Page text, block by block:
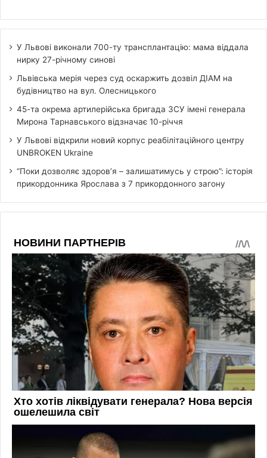
У Львові виконали 700-ту трансплантацію: мама віддала
нирку 27-річному синові
Львівська мерія через суд оскаржить дозвіл ДІАМ на
будівництво на вул. Олесницького
45-та окрема артилерійська бригада ЗСУ імені генерала
Мирона Тарнавського відзначає 10-річчя
У Львові відкрили новий корпус реабілітаційного центру
UNBROKEN Ukraine
“Поки дозволяє здоров’я – залишатимусь у строю”: історія
прикордонника Ярослава з 7 прикордонного загону